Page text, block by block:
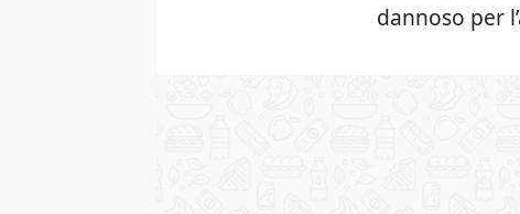
dannoso per